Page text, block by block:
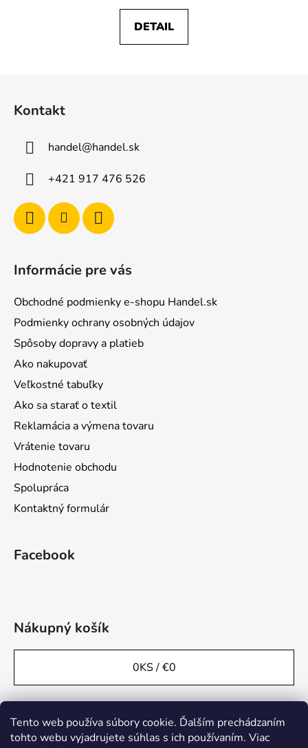
Tento web používa súbory cookie. Ďalším prechádzaním
tohto webu vyjadrujete súhlas s ich používaním. Viac
DETAIL
Kontakt
handel@handel.sk
+421 917 476 526
Informácie pre vás
Obchodné podmienky e-shopu Handel.sk
Podmienky ochrany osobných údajov
Spôsoby dopravy a platieb
Ako nakupovať
Veľkostné tabuľky
Ako sa starať o textil
Reklamácia a výmena tovaru
Vrátenie tovaru
Hodnotenie obchodu
Spolupráca
Kontaktný formulár
Facebook
Nákupný košík
0KS /€0